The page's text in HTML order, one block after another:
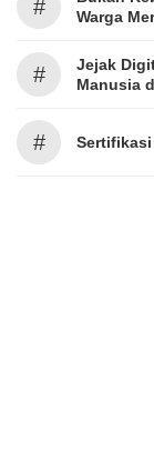
#
Warga
#
Jejak
Manusia
#